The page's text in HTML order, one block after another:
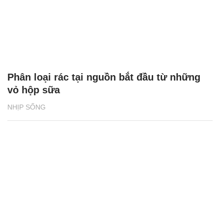
NHỊP SỐNG
Phân loại rác tại nguồn bắt đầu từ những
vỏ hộp sữa